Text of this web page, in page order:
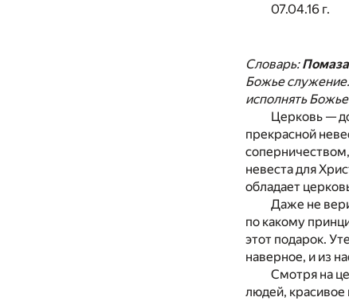
07.04.16 г.
Словарь:
Божье
исполнять
Церковь —
прекрасной
невеста для
обладает
Даже не
по какому
этот подарок.
наверное, и из
Смотря на
людей, красивое